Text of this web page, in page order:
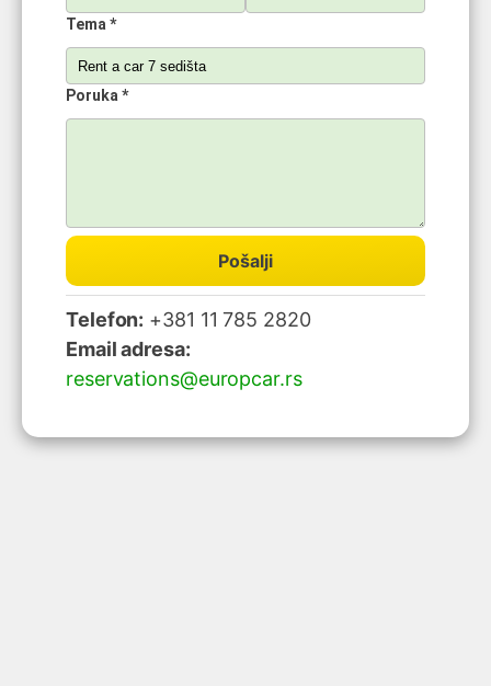
Tema *
Poruka *
Pošalji
Telefon: +381 11 785 2820
Email adresa:
reservations@europcar.rs